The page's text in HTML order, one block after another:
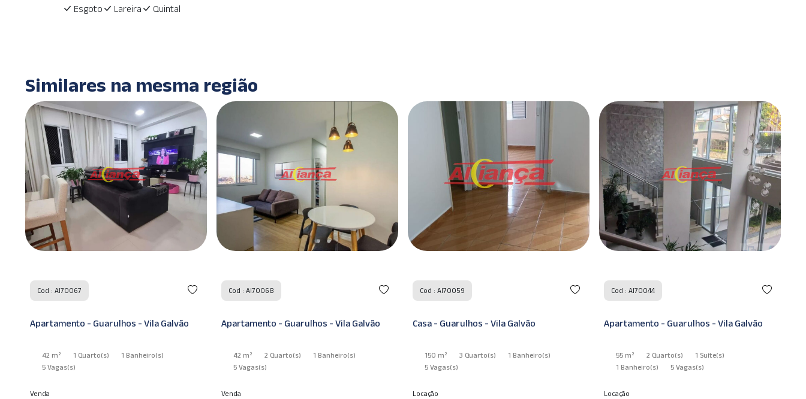
Esgoto Lareira Quintal
Similares na mesma região
Cod : AI70068
Apartamento - Guarulhos - Vila Galvão
42 m² 2 Quarto(s) 1 Banheiro(s)
5 Vagas(s)
Venda
Cod : AI70059
Casa - Guarulhos - Vila Galvão
150 m² 3 Quarto(s) 1 Banheiro(s)
5 Vagas(s)
Locação
Cod : AI70044
Apartamento - Guarulhos - Vila Galvão
55 m² 2 Quarto(s) 1 Suíte(s)
1 Banheiro
Locação
Cod : AI51098
Casa - Guarulhos - Vila Galvão
200 m² 3 Quarto(s) 1 Suíte(s)
2 Banheiro(s) 5 Vagas(s)
Locação